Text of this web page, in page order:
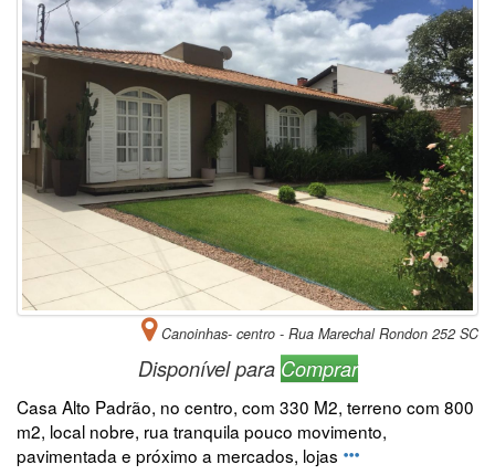
Canoinhas- centro - Rua Marechal Rondon 252 SC
Disponível para Comprar
Casa Alto Padrão, no centro, com 330 M2, terreno com 800
m2, local nobre, rua tranquila pouco movimento,
pavimentada e próximo a mercados, lojas